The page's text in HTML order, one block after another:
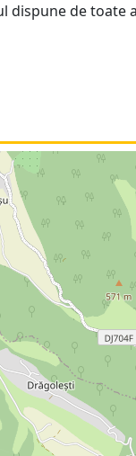
dispune de toate